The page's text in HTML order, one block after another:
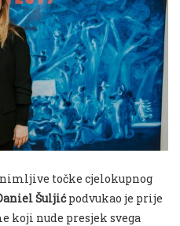
točke cjelokupnog
Šuljićpodvukao je prije
koji nude presjek svega